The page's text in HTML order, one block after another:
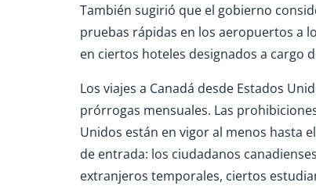
También sugirió que el gobierno
pruebas rápidas en los aeropuertos a
en ciertos hoteles designados a cargo
Los viajes a Canadá desde Estados
prórrogas mensuales. Las
Unidos están en vigor al menos hasta
de entrada: los ciudadanos
extranjeros temporales, ciertos